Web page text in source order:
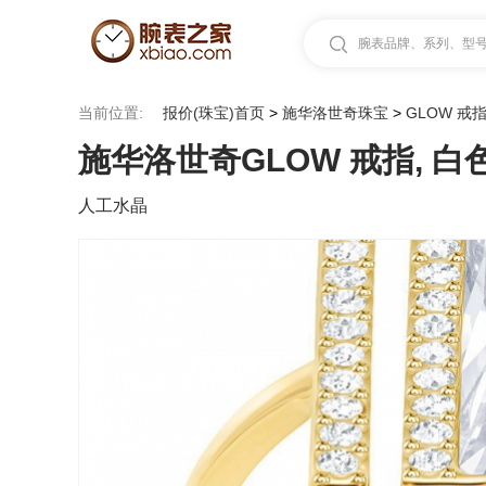
腕表品牌、系列、型
当前位置: 报价(珠宝)首页 > 施华洛世奇珠宝 > GLOW 戒
施华洛世奇GLOW 戒指, 白
人工水晶